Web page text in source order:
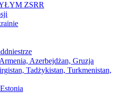
ZSRR
Azerbejdżan, Gruzja
Tadżykistan, Turkmenistan,